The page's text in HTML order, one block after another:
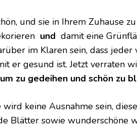
und sie in Ihrem Zuhause
und damit eine
im Klaren sein, dass jeder
er gesund ist. Jetzt verraten
zu gedeihen und schön zu
keine Ausnahme sein,
Blätter sowie wunderschöne